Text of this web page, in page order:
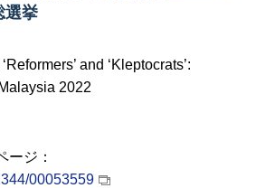
選挙
and ‘Kleptocrats’:
2022
ージ：
00053559